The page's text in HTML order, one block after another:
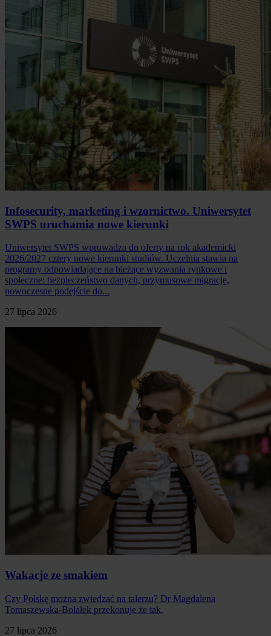
Infosecurity, marketing i wzornictwo. Uniwersytet
SWPS uruchamia nowe kierunki
Uniwersytet SWPS wprowadza do oferty na rok akademicki
2026/2027 cztery nowe kierunki studiów. Uczelnia stawia na
programy odpowiadające na bieżące wyzwania rynkowe i
społeczne: bezpieczeństwo danych, przymusowe migracje,
nowoczesne podejście do...
27 lipca 2026
Wakacje ze smakiem
Czy Polskę można zwiedzać na talerzu? Dr Magdalena
Tomaszewska-Bolałek przekonuje że tak.
27 lipca 2026